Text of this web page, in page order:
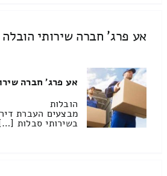
אע פרג' חברה שירותי הובלה
אע פרג' חברה
הובלות
מבצעים העברת
בשירותי סבלות